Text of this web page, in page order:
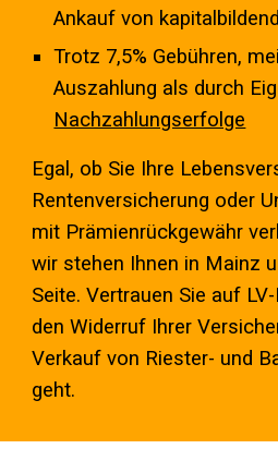
Ankauf von
Trotz 7,5% Gebühren,
Auszahlung als durch
Nachzahlungserfolge
Egal, ob Sie Ihre
Rentenversicherung oder
mit Prämienrückgewähr
wir stehen Ihnen in Mainz
Seite. Vertrauen Sie auf
den Widerruf Ihrer
Verkauf von Riester- und
geht.